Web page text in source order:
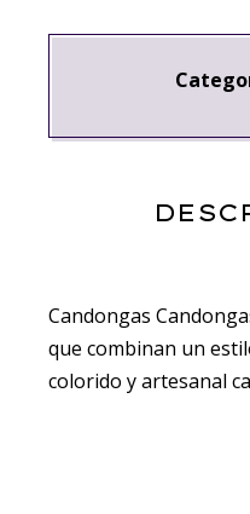
Candongas
que combinan un
colorido y artesanal